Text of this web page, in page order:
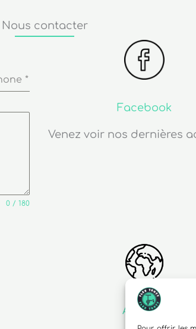
Nous contacter
*
0 / 180
Facebook
Venez voir nos dernières
Adresse